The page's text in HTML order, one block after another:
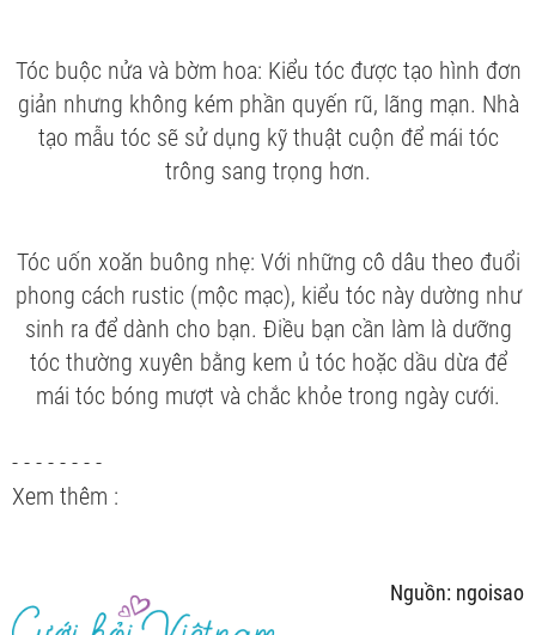
Tóc buộc nửa và bờm hoa: Kiểu tóc được tạo hình đơn
giản nhưng không kém phần quyến rũ, lãng mạn. Nhà
tạo mẫu tóc sẽ sử dụng kỹ thuật cuộn để mái tóc
trông sang trọng hơn.
Tóc uốn xoăn buông nhẹ: Với những cô dâu theo đuổi
phong cách rustic (mộc mạc), kiểu tóc này dường như
sinh ra để dành cho bạn. Điều bạn cần làm là dưỡng
tóc thường xuyên bằng kem ủ tóc hoặc dầu dừa để
mái tóc bóng mượt và chắc khỏe trong ngày cưới.
- - - - - - - -
Xem thêm :
Nguồn: ngoisao